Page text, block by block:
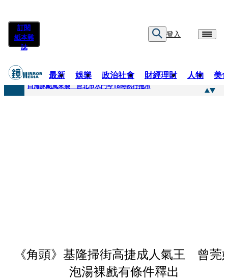
訂閱
紙本雜
誌
登入
最新 娛樂 政治社會 財經理財 人物 美
快訊
白海豚颱風來襲 台北市水門今18時執行拖吊
《角頭》基隆掃街高捷成人氣王 曾莞
泡湯裸戲有條件釋出